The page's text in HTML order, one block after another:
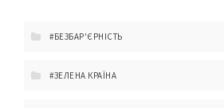
#БЕЗБАР'ЄРНІСТЬ
#ЗЕЛЕНА КРАЇНА